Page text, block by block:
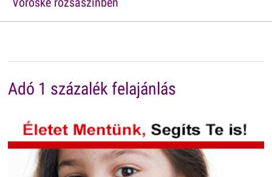
Adó 1 százalék felajánlás